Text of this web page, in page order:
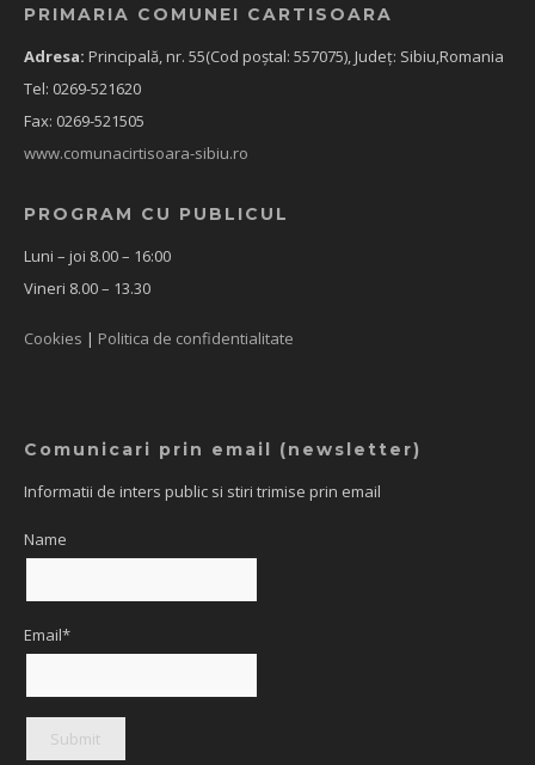
PRIMARIA COMUNEI CARTISOARA
Adresa: Principală, nr. 55(Cod poștal: 557075), Județ: Sibiu,Romania
Tel: 0269-521620
Fax: 0269-521505
www.comunacirtisoara-sibiu.ro
PROGRAM CU PUBLICUL
Luni – joi 8.00 – 16:00
Vineri 8.00 – 13.30
Cookies | Politica de confidentialitate
Comunicari prin email (newsletter)
Informatii de inters public si stiri trimise prin email
Name
Email*